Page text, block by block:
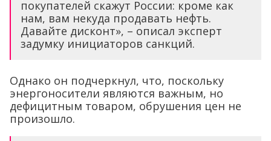
покупателей скажут России: кроме как
нам, вам некуда продавать нефть.
Давайте дисконт», – описал эксперт
задумку инициаторов санкций.
Однако он подчеркнул, что, поскольку
энергоносители являются важным, но
дефицитным товаром, обрушения цен не
произошло.